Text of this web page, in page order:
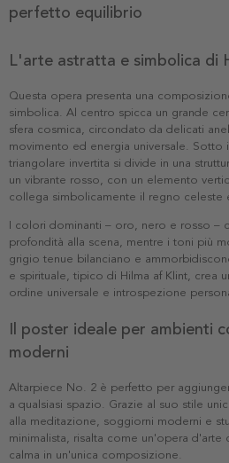
perfetto equilibrio
L'arte astratta e simbolica di
Questa opera presenta una
simbolica. Al centro spicca un grande
sfera cosmica, circondato da delicati
movimento ed energia universale. Sotto
triangolare invertita si divide in una
un vibrante rosso, con un elemento
collega simbolicamente il regno celeste
I colori dominanti – oro, nero e rosso –
profondità alla scena, mentre i toni più
grigio tenue bilanciano e
e spirituale, tipico di Hilma af Klint, crea
ordine universale e introspezione
Il poster ideale per ambienti
moderni
Altarpiece No. 2 è perfetto per
a qualsiasi spazio. Grazie al suo stile
alla meditazione, soggiorni moderni e
minimalista, risalta come un'opera d'arte
calma in un'unica composizione.